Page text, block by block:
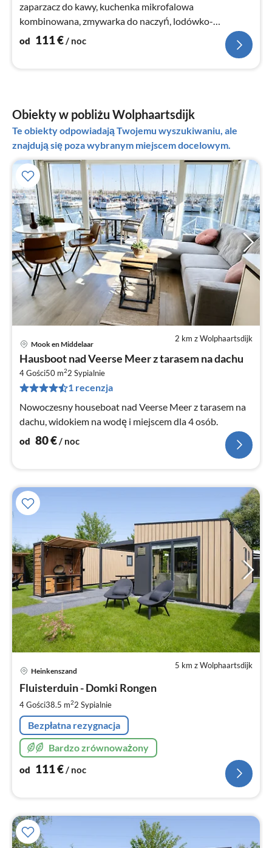
zaparzacz do kawy, kuchenka mikrofalowa
kombinowana, zmywarka do naczyń, lodówko-
zamrażarka)
od 111€/ noc
Obiekty w pobliżu Wolphaartsdijk
Te obiekty odpowiadają Twojemu wyszukiwaniu, ale
znajdują się poza wybranym miejscem docelowym.
2 km z Wolphaartsdijk
Mook en Middelaar
Hausboot nad Veerse Meer z tarasem na dachu
4 Gości50 m22 Sypialnie
1 recenzja
Nowoczesny houseboat nad Veerse Meer z tarasem na
dachu, widokiem na wodę i miejscem dla 4 osób.
od 80€/ noc
5 km z Wolphaartsdijk
Heinkenszand
Fluisterduin - Domki Rongen
4 Gości38.5 m22 Sypialnie
Bezpłatna rezygnacja
Bardzo zrównoważony
od 111€/ noc